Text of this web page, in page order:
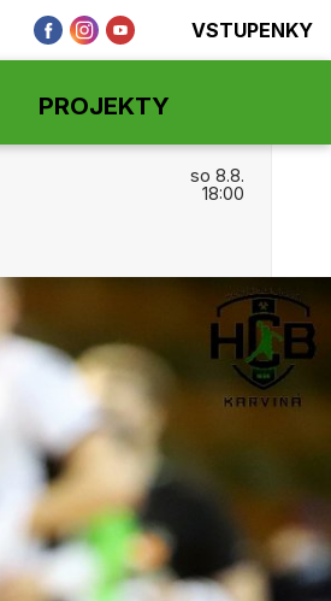
VSTUPENKY
PROJEKTY
so 8.8.
18:00